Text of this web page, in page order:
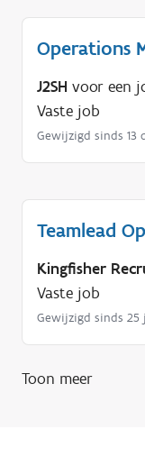
Operations
J2SH voor een
Vaste job
Gewijzigd sinds 13
Teamlead
Kingfisher
Vaste job
Gewijzigd sinds 25
Toon meer